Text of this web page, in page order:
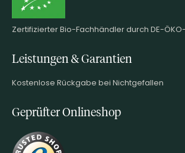
Zertifizierter Bio-Fachhändler durch DE-
Leistungen & Garantien
Kostenlose Rückgabe bei Nichtgefallen
Geprüfter Onlineshop